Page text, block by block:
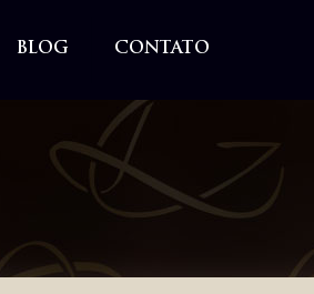
BLOG CONTATO